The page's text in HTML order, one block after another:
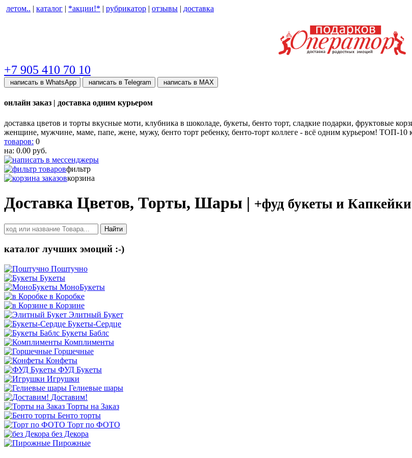
летом.. | каталог | *акции!* | рубрикатор | отзывы | доставка
+7 905 410 70 10
написать в WhatsApp написать в Telegram написать в МАХ
онлайн заказ | доставка одним курьером
доставка цветов и торты вкусные моти, клубника в шоколаде, букеты, бенто торт, сладкие подарки, фруктовые
женщине, мужчине, маме, папе, жене, мужу, бенто торт ребенку, бенто-торт коллеге - всё одним курьером! ТОП-10
товаров: 0
на: 0.00 руб.
фильтр
корзина
Доставка Цветов, Торты, Шары | +фуд букеты и Капкейки
Найти
каталог лучших эмоций :-)
Поштучно
Букеты
МоноБукеты
в Коробке
в Корзине
Элитный Букет
Букеты-Сердце
Букеты Баблс
Комплименты
Горшечные
Конфеты
ФУД Букеты
Игрушки
Гелиевые шары
Доставим!
Торты на Заказ
Бенто торты
Торт по ФОТО
без Декора
Пирожные